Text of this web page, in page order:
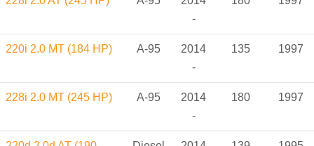
-
220i 2.0 MT (184 HP) A-95
2014
-
135 1997
228i 2.0 MT (245 HP) A-95
2014
-
180 1997